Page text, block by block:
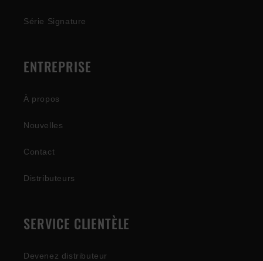
Série Signature
ENTREPRISE
À propos
Nouvelles
Contact
Distributeurs
SERVICE CLIENTÈLE
Devenez distributeur